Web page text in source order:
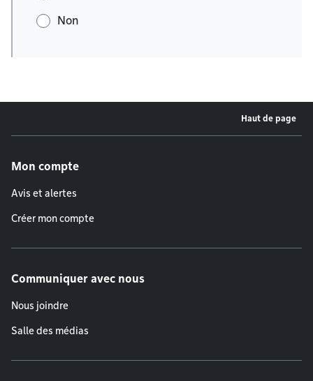
Non
Haut de page
Mon compte
Avis et alertes
Créer mon compte
Communiquer avec nous
Nous joindre
Salle des médias